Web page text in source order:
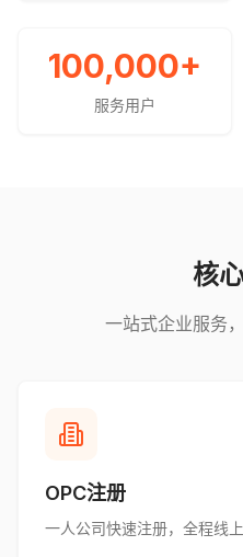
100,000+
服务用户
核
一站式企业服务
OPC注册
一人公司快速注册，全程线